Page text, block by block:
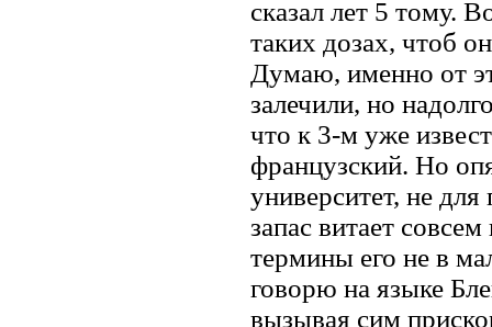
сказал лет 5 тому.
таких дозах, чтоб
Думаю, именно от
залечили, но
что к 3-м уже
французский. Но
университет, не
запас витает
термины его не в
говорю на языке
вызывая сим